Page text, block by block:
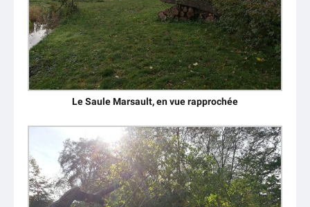
Le Saule Marsault, en vue rapprochée